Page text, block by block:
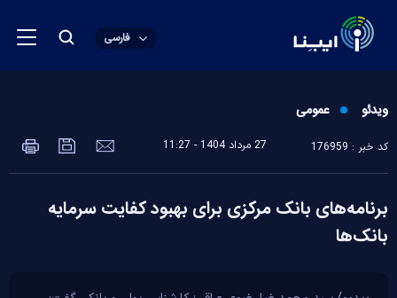
فارسی
ویدئو عمومی
کد خبر : 176959 27 مرداد 1404 - 11:27
برنامه‌های بانک مرکزی برای بهبود کفایت سرمایه
بانک‌ها